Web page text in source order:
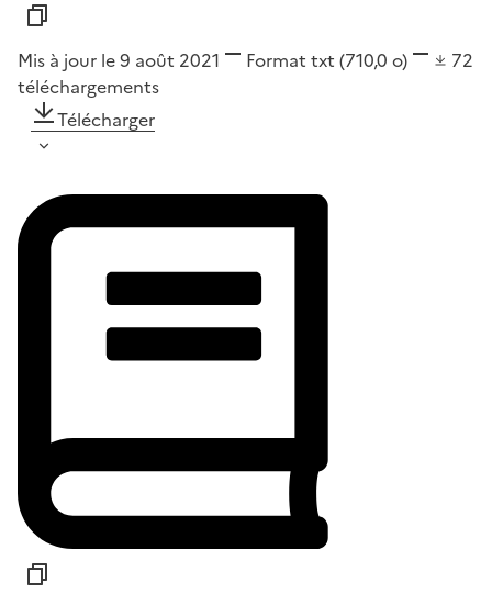
Mis à jour le 9 août 2021 Format txt (710,0 o)
72
téléchargements
Télécharger